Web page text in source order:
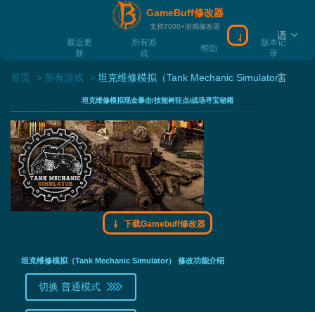
GameBuff修改器
支持7000+游戏修改器
最近更
新
所有游
戏
帮助
版本记
录
下载Gamebuff
语
言
首页 所有游戏 坦克维修模拟（Tank Mechanic Simulator）
坦克维修模拟现金暴击/技能树狂点/战场寻宝秘籍
下载Gamebuff修改器
坦克维修模拟（Tank Mechanic Simulator） 修改功能介绍
切换 普通模式